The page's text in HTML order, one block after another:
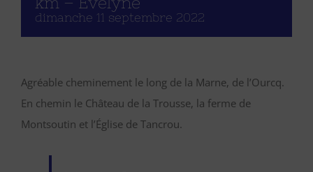
dimanche 11 septembre 2022
Agréable cheminement le long de la Marne, de l’Ourcq.
En chemin le Château de la Trousse, la ferme de
Montsoutin et l’Église de Tancrou.